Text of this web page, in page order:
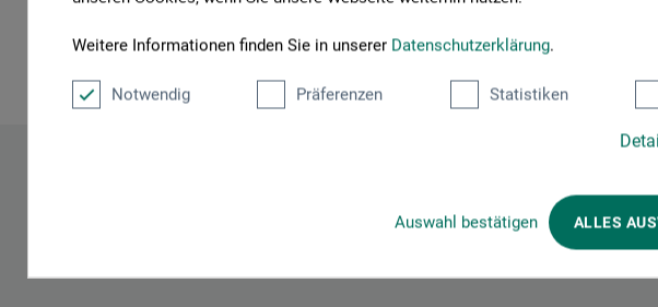
Weitere Informationen finden Sie in unserer Datenschutzerklärung.
Notwendig Präferenzen Statistiken
Auswahl bestätigen ALLES
Hersteller-Kontakt